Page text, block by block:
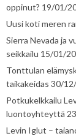
oppinut? 19/01/
Uusi koti meren
Sierra Nevada ja
seikkailu 15/01/
Tonttulan
taikakeidas 30/
Potkukelkkailu
luontoyhteyttä
Levin Iglut –